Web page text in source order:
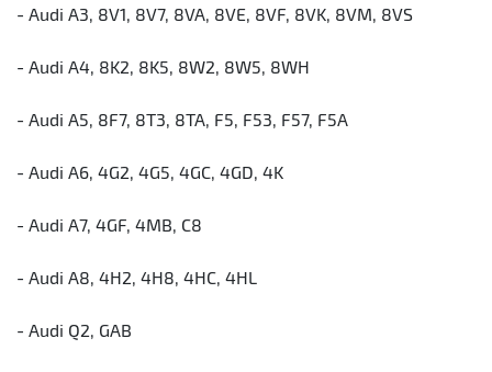
- Audi A3, 8V1, 8V7, 8VA, 8VE, 8VF, 8VK, 8VM, 8VS
- Audi A4, 8K2, 8K5, 8W2, 8W5, 8WH
- Audi A5, 8F7, 8T3, 8TA, F5, F53, F57, F5A
- Audi A6, 4G2, 4G5, 4GC, 4GD, 4K
- Audi A7, 4GF, 4MB, C8
- Audi A8, 4H2, 4H8, 4HC, 4HL
- Audi Q2, GAB